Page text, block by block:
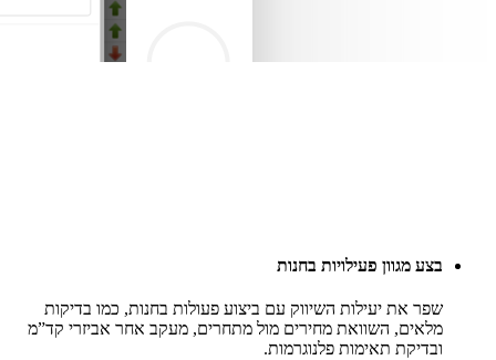
בצע מגוון פעילויות בחנות
שפר את יעילות השיווק עם ביצוע פעולות בחנות, כמו בדיקות
מלאים, השוואת מחירים מול מתחרים, מעקב אחר אביזרי קד”מ
ובדיקת תאימות פלנוגרמות.